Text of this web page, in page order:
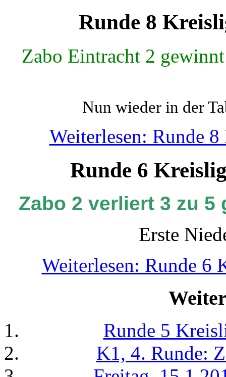
Runde 8
Zabo Eintracht 2
Nun wieder in der
Weiterlesen: Runde
Runde 6
Zabo 2 verliert 3 zu 5
Erste
Weiterlesen: Runde 6
Runde 5
K1, 4. Runde: